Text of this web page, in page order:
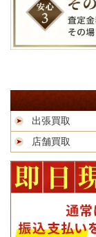
出張買取
店舗買取